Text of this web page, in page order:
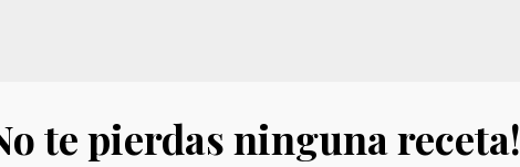
te pierdas ninguna receta!